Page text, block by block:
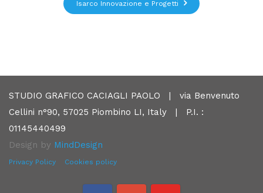
Isarco Innovazione e Progetti
STUDIO GRAFICO CACIAGLI PAOLO | via Benvenuto
Cellini n°90, 57025 Piombino LI, Italy | P.I. :
01145440499
Design by MindDesign
Privacy Policy Cookies policy